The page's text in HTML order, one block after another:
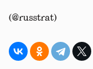
(@russtrat)